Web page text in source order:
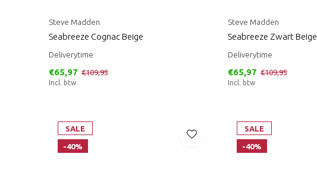
Steve Madden
Seabreeze Cognac Beige
Deliverytime
€65,97 €109,95
Incl. btw
Steve Madden
Seabreeze Zwart Beige
Deliverytime
€65,97 €109,95
Incl. btw
SALE
-40%
SALE
-40%